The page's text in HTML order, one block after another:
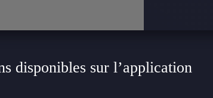
disponibles sur l’application